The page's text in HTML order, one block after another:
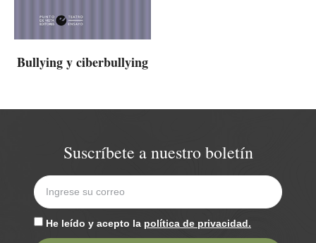
Bullying y ciberbullying
Suscríbete a nuestro boletín
He leído y acepto la política de privacidad.